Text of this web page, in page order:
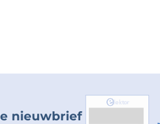
nieuwbrief